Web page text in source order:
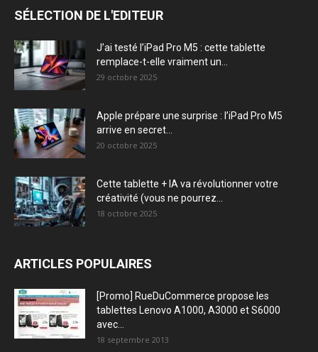
SÉLECTION DE L'EDITEUR
J’ai testé l’iPad Pro M5 : cette tablette
remplace-t-elle vraiment un...
29 octobre 2025
Apple prépare une surprise : l’iPad Pro M5
arrive en secret...
20 octobre 2025
Cette tablette + IA va révolutionner votre
créativité (vous ne pourrez...
18 octobre 2025
ARTICLES POPULAIRES
[Promo] RueDuCommerce propose les
tablettes Lenovo A1000, A3000 et S6000
avec...
18 septembre 2013